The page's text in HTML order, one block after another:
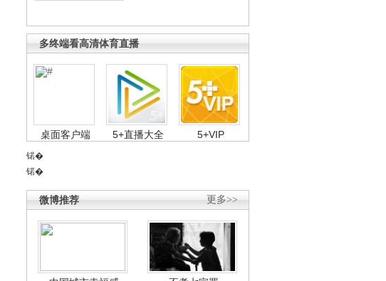
多终端看高清体育直播
桌面客户端 5+直播大全 5+VIP
锘�
锘�
更多>>
微博推荐